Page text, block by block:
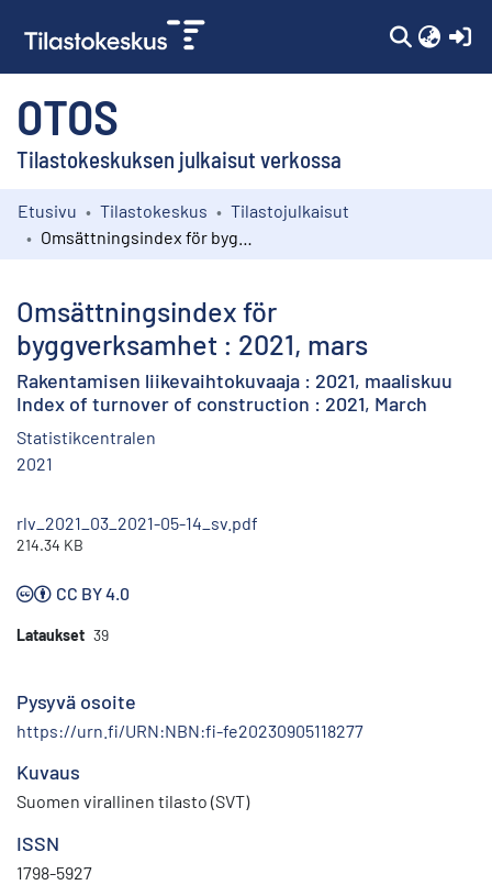
OTOS
Tilastokeskuksen julkaisut verkossa
Kokoelmat
Etusivu Tilastokeskus
Tilastojulkaisut
Omsättningsindex för
byggverksamhet : 2021, mars
Rakentamisen liikevaihtokuvaaja : 2021, maaliskuu
Index of turnover of construction : 2021, March
Statistikcentralen
2021
rlv_2021_03_2021-05-14_sv.pdf
214.34 KB
CC BY 4.0
Lataukset 39
Pysyvä osoite
https://urn.fi/URN:NBN:fi-fe20230905118277
Kuvaus
Suomen virallinen tilasto (SVT)
ISSN
1798-5927